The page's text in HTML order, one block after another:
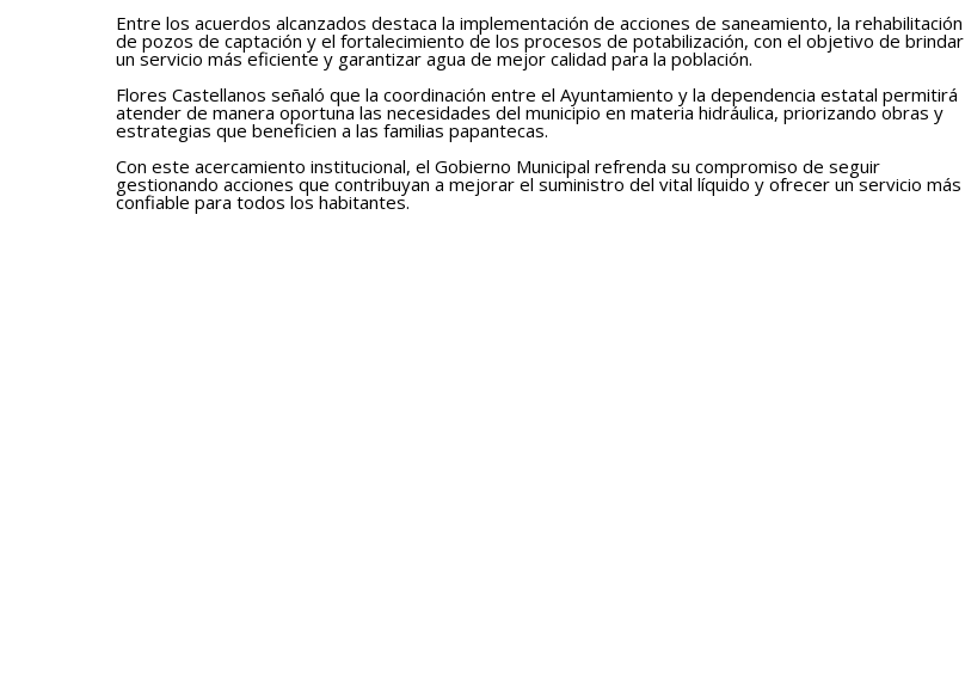
Entre los acuerdos alcanzados destaca la implementación de acciones de saneamiento, la rehabilitación
de pozos de captación y el fortalecimiento de los procesos de potabilización, con el objetivo de brindar
un servicio más eficiente y garantizar agua de mejor calidad para la población.
Flores Castellanos señaló que la coordinación entre el Ayuntamiento y la dependencia estatal permitirá
atender de manera oportuna las necesidades del municipio en materia hidráulica, priorizando obras y
estrategias que beneficien a las familias papantecas.
Con este acercamiento institucional, el Gobierno Municipal refrenda su compromiso de seguir
gestionando acciones que contribuyan a mejorar el suministro del vital líquido y ofrecer un servicio más
confiable para todos los habitantes.